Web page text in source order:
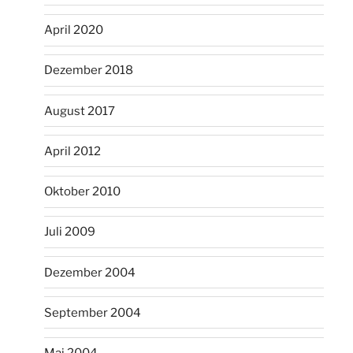
April 2020
Dezember 2018
August 2017
April 2012
Oktober 2010
Juli 2009
Dezember 2004
September 2004